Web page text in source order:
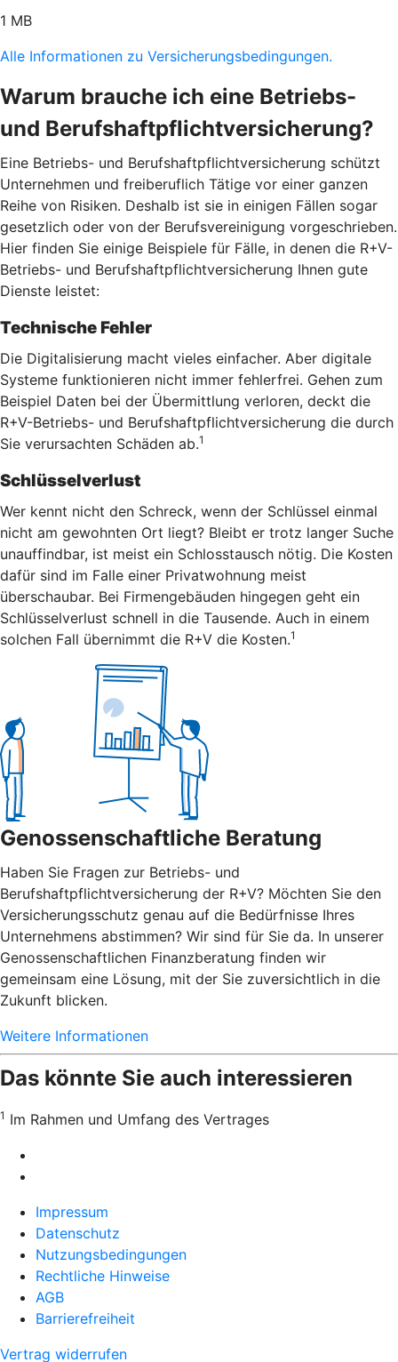
1 MB
Alle Informationen zu Versicherungsbedingungen.
Warum brauche ich eine Betriebs-
und Berufshaftpflichtversicherung?
Eine Betriebs- und Berufshaftpflichtversicherung schützt
Unternehmen und freiberuflich Tätige vor einer ganzen
Reihe von Risiken. Deshalb ist sie in einigen Fällen sogar
gesetzlich oder von der Berufsvereinigung vorgeschrieben.
Hier finden Sie einige Beispiele für Fälle, in denen die R+V-
Betriebs- und Berufshaftpflichtversicherung Ihnen gute
Dienste leistet:
Technische Fehler
Die Digitalisierung macht vieles einfacher. Aber digitale
Systeme funktionieren nicht immer fehlerfrei. Gehen zum
Beispiel Daten bei der Übermittlung verloren, deckt die
R+V-Betriebs- und Berufshaftpflichtversicherung die durch
Sie verursachten Schäden ab.1
Schlüsselverlust
Wer kennt nicht den Schreck, wenn der Schlüssel einmal
nicht am gewohnten Ort liegt? Bleibt er trotz langer Suche
unauffindbar, ist meist ein Schlosstausch nötig. Die Kosten
dafür sind im Falle einer Privatwohnung meist
überschaubar. Bei Firmengebäuden hingegen geht ein
Schlüsselverlust schnell in die Tausende. Auch in einem
solchen Fall übernimmt die R+V die Kosten.1
Genossenschaftliche Beratung
Haben Sie Fragen zur Betriebs- und
Berufshaftpflichtversicherung der R+V? Möchten Sie den
Versicherungsschutz genau auf die Bedürfnisse Ihres
Unternehmens abstimmen? Wir sind für Sie da. In unserer
Genossenschaftlichen Finanzberatung finden wir
gemeinsam eine Lösung, mit der Sie zuversichtlich in die
Zukunft blicken.
Weitere Informationen
Das könnte Sie auch interessieren
1 Im Rahmen und Umfang des Vertrages
Impressum
Datenschutz
Nutzungsbedingungen
Rechtliche Hinweise
AGB
Barrierefreiheit
Vertrag widerrufen